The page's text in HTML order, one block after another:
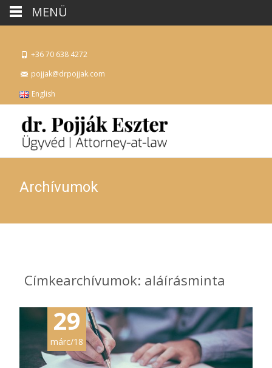
+36 70 638 4272
pojjak@drpojjak.com
English
Archívumok
Címkearchívumok: aláírásminta
29
márc/18
MENÜ